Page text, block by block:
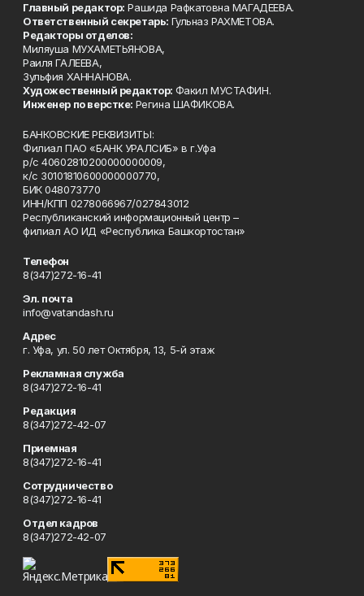
Главный редактор: Рашида Рафкатовна МАГАДЕЕВА.
Ответственный секретарь: Гульназ РАХМЕТОВА.
Редакторы отделов:
Миляуша МУХАМЕТЬЯНОВА,
Раиля ГАЛЕЕВА,
Зульфия ХАННАНОВА.
Художественный редактор: Факил МУСТАФИН.
Инженер по верстке: Регина ШАФИКОВА.
БАНКОВСКИЕ РЕКВИЗИТЫ:
Филиал ПАО «БАНК УРАЛСИБ» в г.Уфа
р/с 40602810200000000009,
к/с 30101810600000000770,
БИК 048073770
ИНН/КПП 0278066967/027843012
Республиканский информационный центр –
филиал АО ИД «Республика Башкортостан»
Телефон
8(347)272-16-41
Эл. почта
info@vatandash.ru
Адрес
г. Уфа, ул. 50 лет Октября, 13, 5-й этаж
Рекламная служба
8(347)272-16-41
Редакция
8(347)272-42-07
Приемная
8(347)272-16-41
Сотрудничество
8(347)272-16-41
Отдел кадров
8(347)272-42-07